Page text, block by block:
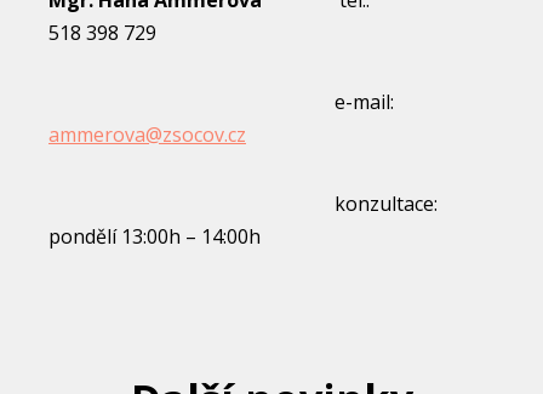
518 398 729
e-mail:
ammerova@zsocov.cz
konzultace:
pondělí 13:00h – 14:00h